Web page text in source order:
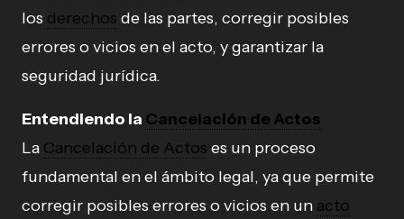
los derechos de las partes, corregir posibles
errores o vicios en el acto, y garantizar la
seguridad jurídica.
Entendiendo la Cancelación de Actos
La Cancelación de Actos es un proceso
fundamental en el ámbito legal, ya que permite
corregir posibles errores o vicios en un acto